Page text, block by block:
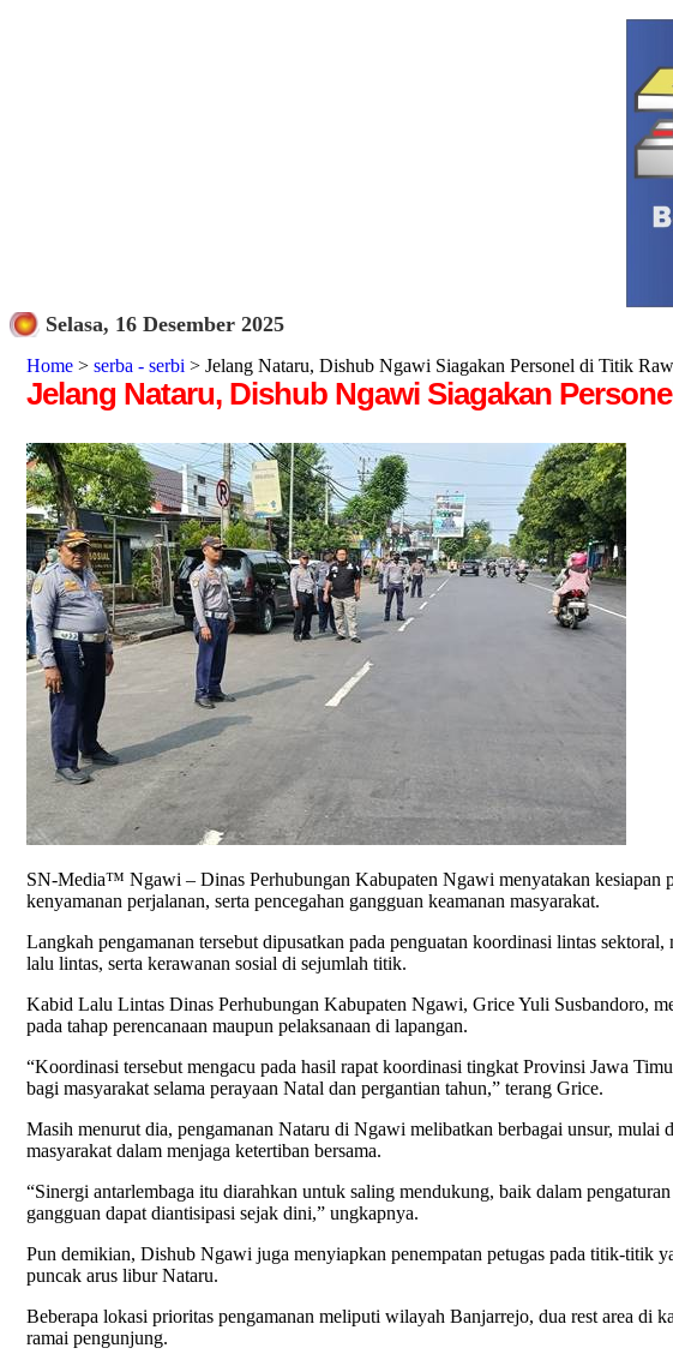
Selasa, 16 Desember 2025
Home > serba - serbi > Jelang Nataru, Dishub Ngawi Siagakan Personel di Titik
Jelang Nataru, Dishub Ngawi Siagakan
SN-Media™ Ngawi – Dinas Perhubungan Kabupaten Ngawi menyatakan kesiapan
kenyamanan perjalanan, serta pencegahan gangguan keamanan masyarakat.
Langkah pengamanan tersebut dipusatkan pada penguatan koordinasi lintas
lalu lintas, serta kerawanan sosial di sejumlah titik.
Kabid Lalu Lintas Dinas Perhubungan Kabupaten Ngawi, Grice Yuli Susbandoro,
pada tahap perencanaan maupun pelaksanaan di lapangan.
“Koordinasi tersebut mengacu pada hasil rapat koordinasi tingkat Provinsi Jawa
bagi masyarakat selama perayaan Natal dan pergantian tahun,” terang Grice.
Masih menurut dia, pengamanan Nataru di Ngawi melibatkan berbagai unsur,
masyarakat dalam menjaga ketertiban bersama.
“Sinergi antarlembaga itu diarahkan untuk saling mendukung, baik dalam
gangguan dapat diantisipasi sejak dini,” ungkapnya.
Pun demikian, Dishub Ngawi juga menyiapkan penempatan petugas pada titik-titik
puncak arus libur Nataru.
Beberapa lokasi prioritas pengamanan meliputi wilayah Banjarrejo, dua rest area
ramai pengunjung.